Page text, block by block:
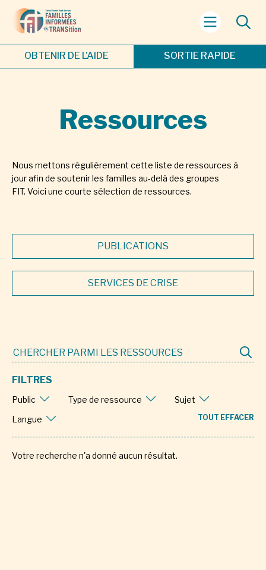
OBTENIR DE L'AIDE SORTIE RAPIDE
Ressources
Nous mettons régulièrement cette liste de ressources à
jour afin de soutenir les familles au-delà des groupes
FIT. Voici une courte sélection de ressources.
PUBLICATIONS
SERVICES DE CRISE
FILTRES
Public Type de ressource
Sujet
Langue
TOUT EFFACER
Votre recherche n'a donné aucun résultat.